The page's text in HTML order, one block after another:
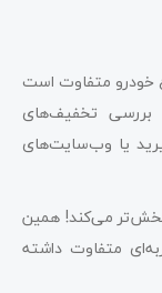
خودرو متفاوت است
بررسی تخفیف‌های
یا وب‌سایت‌های
می‌کند! همین
متفاوت داشته